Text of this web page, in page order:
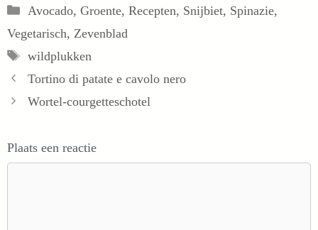
Categorieën
Avocado, Groente, Recepten, Snijbiet, Spinazie,
Vegetarisch, Zevenblad
Tags
wildplukken
Tortino di patate e cavolo nero
Wortel-courgetteschotel
Plaats een reactie